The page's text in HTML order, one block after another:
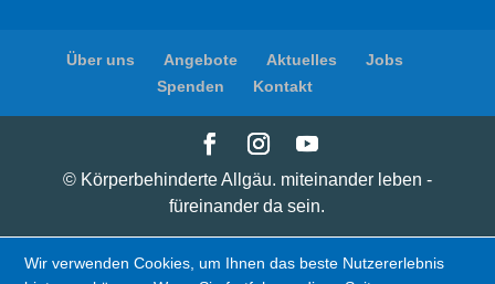
Über uns Angebote Aktuelles
Jobs
Spenden
Kontakt
© Körperbehinderte Allgäu. miteinander leben -
füreinander da sein.
Wir verwenden Cookies, um Ihnen das beste Nutzererlebnis